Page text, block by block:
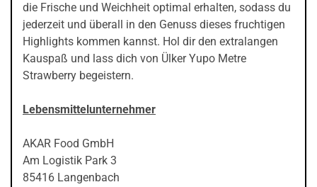
die Frische und Weichheit optimal erhalten, sodass du
jederzeit und überall in den Genuss dieses fruchtigen
Highlights kommen kannst. Hol dir den extralangen
Kauspaß und lass dich von Ülker Yupo Metre
Strawberry begeistern.
Lebensmittelunternehmer
AKAR Food GmbH
Am Logistik Park 3
85416 Langenbach